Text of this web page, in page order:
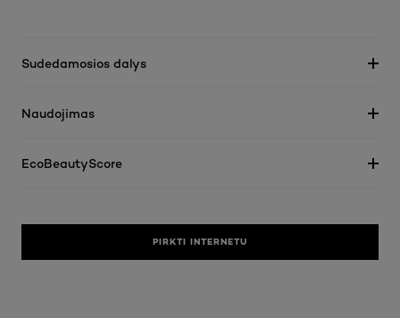
Sudedamosios dalys
Naudojimas
EcoBeautyScore
PIRKTI INTERNETU